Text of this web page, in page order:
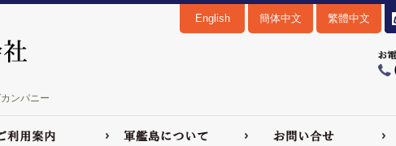
English 簡体中文 繁體中文
ンパニー